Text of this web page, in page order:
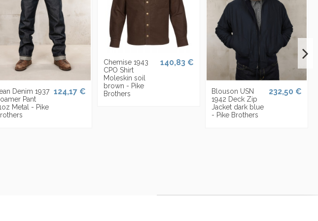
Denim 1937
Pant
Metal - Pike
124,17 €
Chemise 1943
CPO Shirt
Moleskin soil
brown - Pike
Brothers
140,83 €
Blouson USN
1942 Deck Zip
Jacket dark blue
- Pike Brothers
232,50 €